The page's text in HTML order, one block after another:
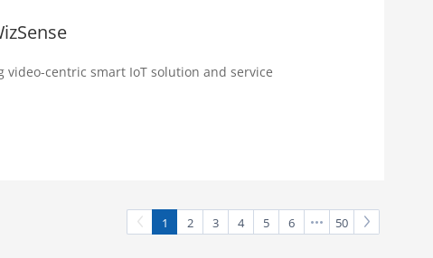
video-centric smart IoT solution and service
1 2 3 4 5 6 50